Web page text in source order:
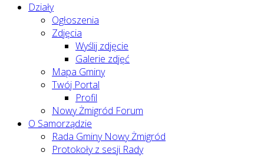
Działy
Ogłoszenia
Zdjęcia
Wyślij zdjęcie
Galerie zdjęć
Mapa Gminy
Twój Portal
Profil
Nowy Żmigród Forum
O Samorządzie
Rada Gminy Nowy Żmigród
Protokoły z sesji Rady